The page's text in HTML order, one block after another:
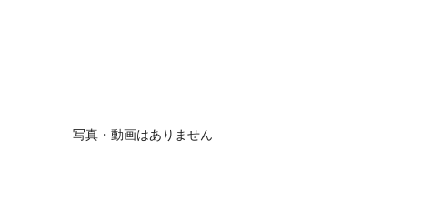
写真・動画はありません